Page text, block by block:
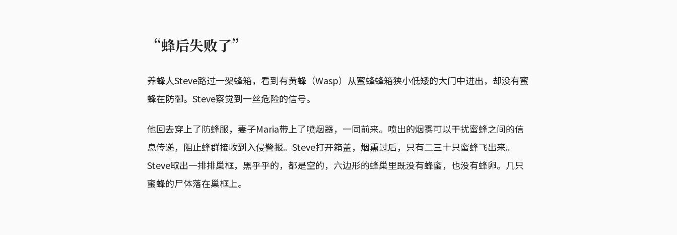
“蜂后失败了”
养蜂人Steve路过一架蜂箱，看到有黄蜂（Wasp）从蜜蜂蜂箱狭小低矮的大门中进出，却没有蜜
蜂在防御。Steve察觉到一丝危险的信号。
他回去穿上了防蜂服，妻子Maria带上了喷烟器，一同前来。喷出的烟雾可以干扰蜜蜂之间的信
息传递，阻止蜂群接收到入侵警报。Steve打开箱盖，烟熏过后，只有二三十只蜜蜂飞出来。
Steve取出一排排巢框，黑乎乎的，都是空的，六边形的蜂巢里既没有蜂蜜，也没有蜂卵。几只
蜜蜂的尸体落在巢框上。